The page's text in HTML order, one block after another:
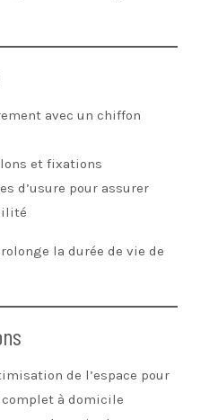
avec un chiffon
et fixations
d’usure pour assurer
la durée de vie de
de l’espace pour
à domicile